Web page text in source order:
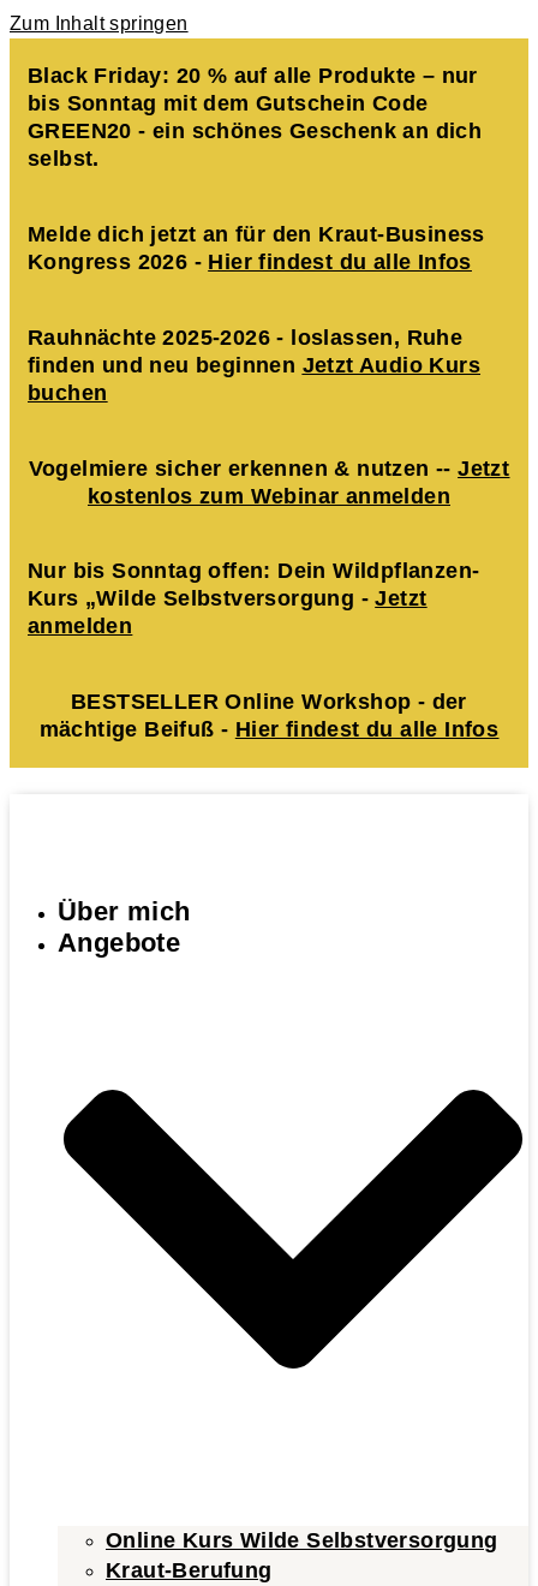
Zum Inhalt springen
Black Friday: 20 % auf alle Produkte – nur
bis Sonntag mit dem Gutschein Code
GREEN20 - ein schönes Geschenk an dich
selbst.
Melde dich jetzt an für den Kraut-Business
Kongress 2026 - Hier findest du alle Infos
Rauhnächte 2025-2026 - loslassen, Ruhe
finden und neu beginnen Jetzt Audio Kurs
buchen
Vogelmiere sicher erkennen & nutzen --Jetzt
kostenlos zum Webinar anmelden
Nur bis Sonntag offen: Dein Wildpflanzen-
Kurs „Wilde Selbstversorgung -Jetzt
anmelden
BESTSELLER Online Workshop - der
mächtige Beifuß - Hier findest du alle Infos
Über mich
Angebote
Online Kurs Wilde Selbstversorgung
Kraut-Berufung